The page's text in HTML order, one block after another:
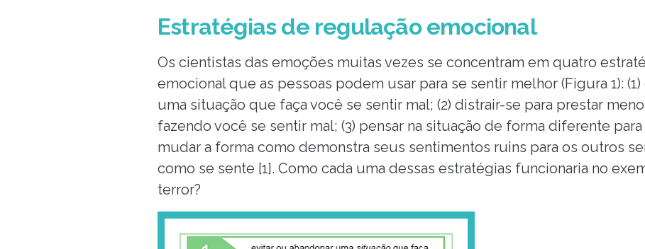
Estratégias de regulação emocional
Os cientistas das emoções muitas vezes se concentram em quatro
emocional que as pessoas podem usar para se sentir melhor (Figura 1):
uma situação que faça você se sentir mal; (2) distrair-se para prestar
fazendo você se sentir mal; (3) pensar na situação de forma diferente
mudar a forma como demonstra seus sentimentos ruins para os outros
como se sente [1]. Como cada uma dessas estratégias funcionaria no
terror?